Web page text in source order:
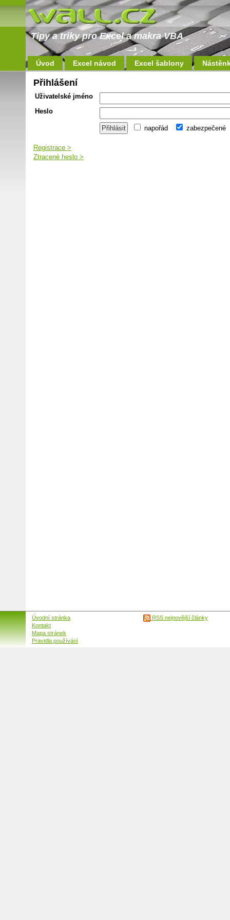
Tipy a triky pro Excel a makra VBA
Úvod Excel návod Excel šablony
Přihlášení
Uživatelské jméno
Heslo
napořád zabezpečené
Registrace >
Ztracené heslo >
Úvodní stránka
Kontakt
Mapa stránek
Pravidla používání
RSS nejnovější články